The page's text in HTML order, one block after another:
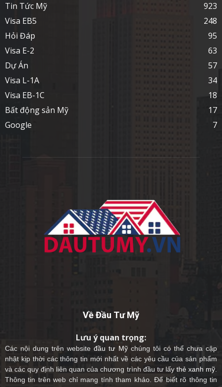
Tin Tức Mỹ
923
Visa EB5
248
Hỏi Đáp
95
Visa E-2
63
Dự Án
57
Visa L-1A
34
Visa EB-1C
18
Bất động sản Mỹ
17
Google
7
Về Đầu Tư Mỹ
Lưu ý quan trọng:
Các nội dung trên websiteđầu tư Mỹchúng tôi có thể chưa cập
nhật kịp thời các thông tin mới nhất về các yêu cầu của sản phẩm
và các quy định liên quan của chương trình đầu tư lấy thẻ xanh mỹ.
Thông tin trên web chỉ mang tính tham khảo. Để biết rõ thông tin